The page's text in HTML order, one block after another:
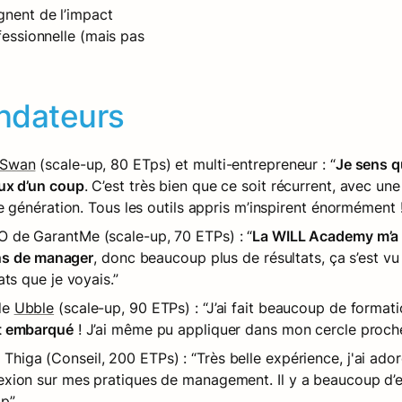
de l’impact
(mais pas
(scale-up, 80 ETps) et multi-entrepreneur : “Je sens
d’un coup. C’est très bien que ce soit récurrent, avec
Tous les outils appris m’inspirent énormément
de GarantMe (scale-up, 70 ETPs) : “La WILL Academy
de manager, donc beaucoup plus de résultats, ça s’est
que je voyais.”
Ubble (scale-up, 90 ETPs) : “J’ai fait beaucoup de
! J’ai même pu appliquer dans mon cercle
(Conseil, 200 ETPs) : “Très belle expérience, j'ai
sur mes pratiques de management. Il y a beaucoup